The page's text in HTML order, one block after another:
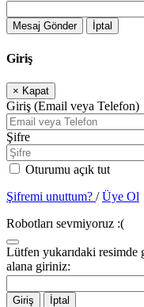
Mesaj Gönder İptal
Giriş
× Kapat
Giriş (Email veya Telefon)
Şifre
Oturumu açık tut
Şifremi unuttum? /Üye Ol
Robotları sevmiyoruz :(
Lütfen yukarıdaki resimde
alana giriniz:
Giriş İptal